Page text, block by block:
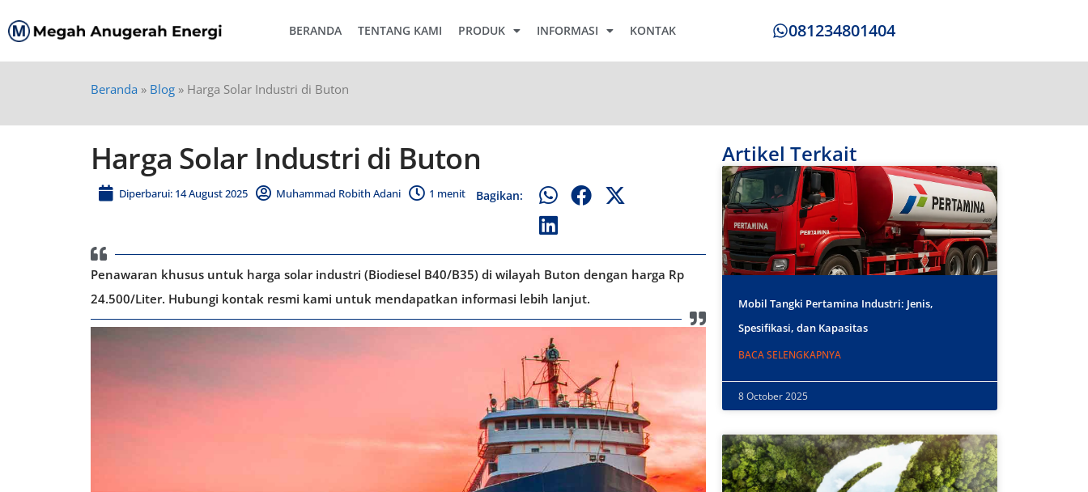
BERANDA TENTANG KAMI PRODUK INFORMASI KONTAK 081234801404
Beranda » Blog » Harga Solar Industri di Buton
Harga Solar Industri di Buton
Diperbarui: 14 August 2025 Muhammad Robith Adani 1 menit Bagikan:
Penawaran khusus untuk harga solar industri (Biodiesel B40/B35) di wilayah Buton dengan harga Rp
24.500/Liter. Hubungi kontak resmi kami untuk mendapatkan informasi lebih lanjut.
Artikel Terkait
Mobil Tangki Pertamina Industri: Jenis,
Spesifikasi, dan Kapasitas
BACA SELENGKAPNYA
8 October 2025